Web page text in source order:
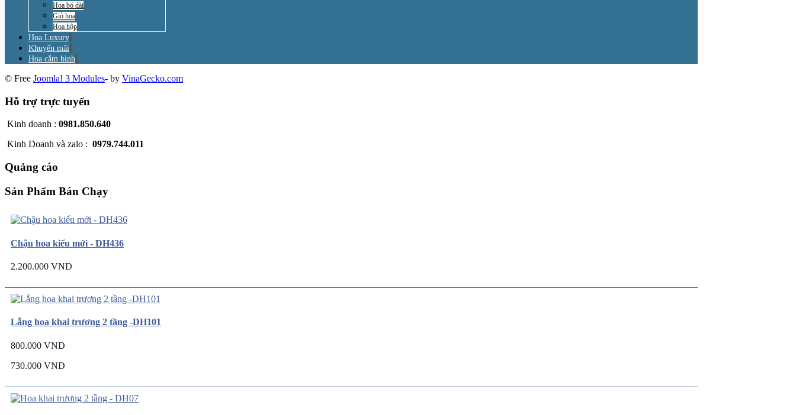
Hoa bó dài
Giỏ hoa
Hoa hộp
Hoa Luxury
Khuyến mãi
Hoa cắm bình
© Free Joomla! 3 Modules- by VinaGecko.com
Hỗ trợ trực tuyến
Kinh doanh : 0981.850.640
Kinh Doanh và zalo : 0979.744.011
Quảng cáo
Sản Phẩm Bán Chạy
Chậu hoa kiểu mới - DH436
2.200.000 VND
Lẵng hoa khai trương 2 tầng -DH101
800.000 VND
730.000 VND